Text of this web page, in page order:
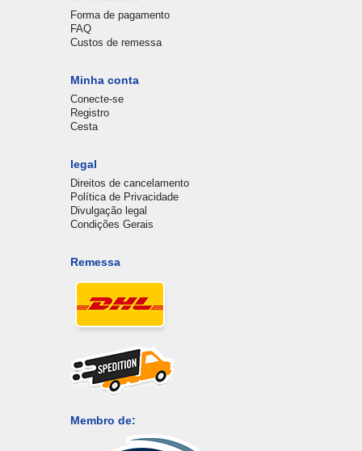
Forma de pagamento
FAQ
Custos de remessa
Minha conta
Conecte-se
Registro
Cesta
legal
Direitos de cancelamento
Política de Privacidade
Divulgação legal
Condições Gerais
Remessa
Membro de: